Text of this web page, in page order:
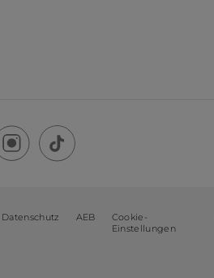
Datenschutz AEB
Cookie-
Einstellungen